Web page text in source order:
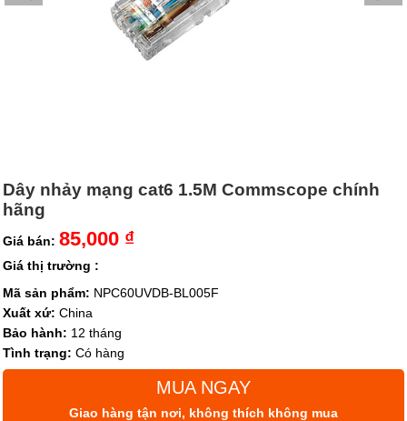
Dây nhảy mạng cat6 1.5M Commscope chính
hãng
Giá bán: 85,000 ₫
Giá thị trường :
Mã sản phẩm: NPC60UVDB-BL005F
Xuất xứ: China
Bảo hành: 12 tháng
Tình trạng: Có hàng
MUA NGAY
Giao hàng tận nơi, không thích không mua